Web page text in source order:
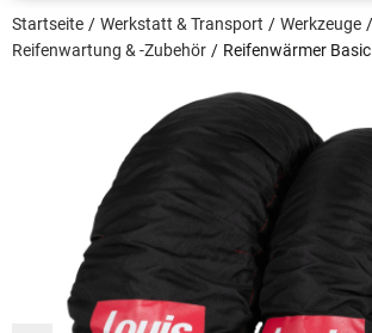
Startseite Werkstatt & Transport
Werkzeuge
Reifenwartung & -Zubehör
Reifenwärmer Basic